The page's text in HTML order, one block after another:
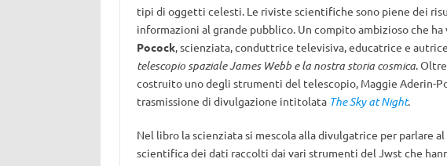
tipi di oggetti celesti. Le riviste scientifiche sono piene dei
informazioni al grande pubblico. Un compito ambizioso che
Pocock, scienziata, conduttrice televisiva, educatrice e
telescopio spaziale James Webb e la nostra storia cosmica.
costruito uno degli strumenti del telescopio, Maggie Aderin-
trasmissione di divulgazione intitolata The Sky at Night.
Nel libro la scienziata si mescola alla divulgatrice per parlare
scientifica dei dati raccolti dai vari strumenti del Jwst che